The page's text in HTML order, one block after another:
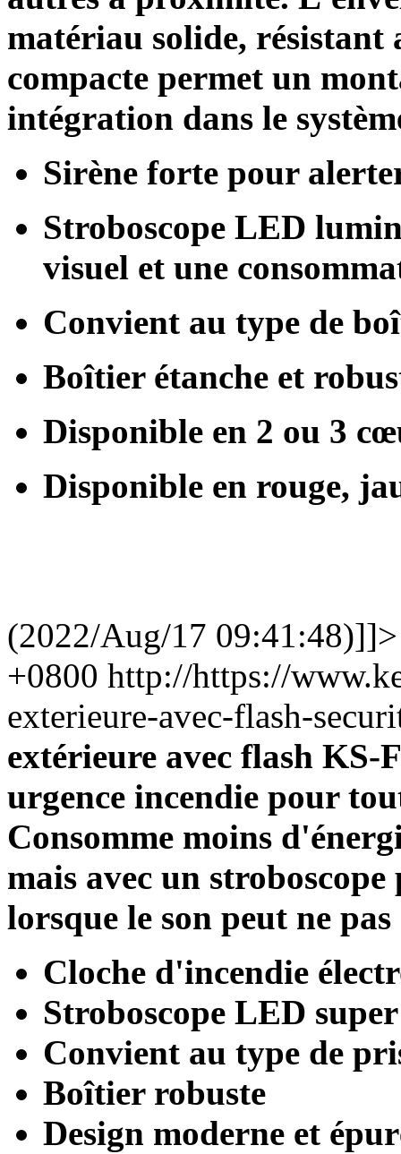
matériau solide,
compacte permet un
intégration dans le
Sirène forte pour
Stroboscope LED
visuel et une
Convient au type de
Boîtier étanche et
Disponible en 2 ou 3
Disponible en rouge,
(2022/Aug/17 09:41:48)]]>
+0800 http://https://
exterieure-avec-flash-
extérieure avec flash
urgence incendie pour
Consomme moins
mais avec un
lorsque le son peut ne
Cloche d'incendie
Stroboscope LED
Convient au type de
Boîtier robuste
Design moderne et